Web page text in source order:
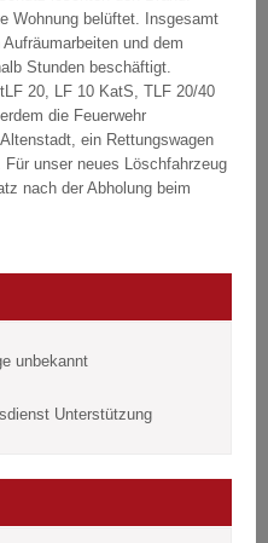
Wohnung belüftet. Insgesamt
und dem
Stunden beschäftigt.
20, LF 10 KatS, TLF 20/40
die Feuerwehr
ein Rettungswagen
unser neues Löschfahrzeug
nach der Abholung beim
unbekannt
Unterstützung